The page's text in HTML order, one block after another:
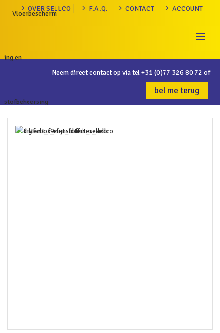
OVER SELLCO F.A.Q. CONTACT ACCOUNT
Neem direct contact op via tel+31 (0)77 326 80 72 of
bel me terug